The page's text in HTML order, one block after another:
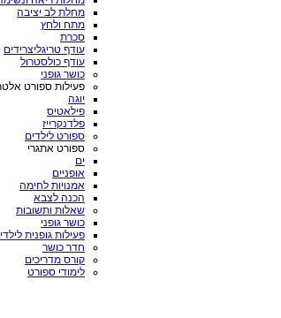
מחלת לב יציבה
מתח ולחץ
סכרת
עודף טריגליצרידים
עודף כולסטרול
כושר גופני
פעילות ספורט
יוגה
פילאטיס
פלדנקרייז
ספורט לילדים
ספורט אתגרי
ים
אופניים
אמנויות לחימה
הכנה לצבא
שאלות ותשובות
כושר גופני
פעילות גופנית
חדר כושר
קורס מדריכים
לימודי ספורט